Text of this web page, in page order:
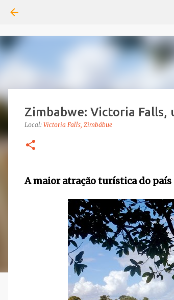
Zimbabwe: Victoria Falls,
Local: Victoria Falls, Zimbábue
A maior atração turística do país